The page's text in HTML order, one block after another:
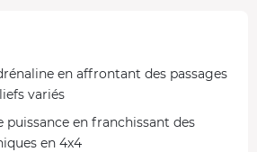
en affrontant des passages
variés
puissance en franchissant des
en 4x4